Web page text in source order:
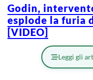
Godin,
esplode la furia
[VIDEO]
Leggi gli